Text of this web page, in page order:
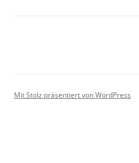
Mit Stolz präsentiert von WordPress